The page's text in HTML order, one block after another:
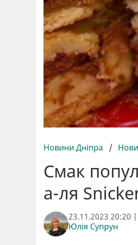
Новини Дніпра /
Смак
а-ля
23.11.2023 20:20 |
Юлія Супрун